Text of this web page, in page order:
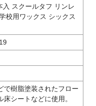
入 スクールタフ リンレ
校用ワックス シックス
で樹脂塗装されたフロー
床シートなどに使用。